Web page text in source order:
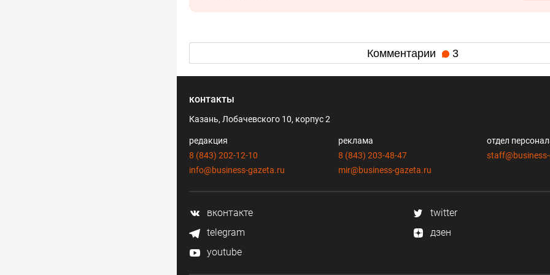
Комментарии 3
контакты
Казань, Лобачевского 10, корпус 2
редакция
8 (843) 202-12-10
info@business-gazeta.ru
реклама
8 (843) 203-48-47
mir@business-gazeta.ru
отдел
вконтакте
twitter
telegram
дзен
youtube